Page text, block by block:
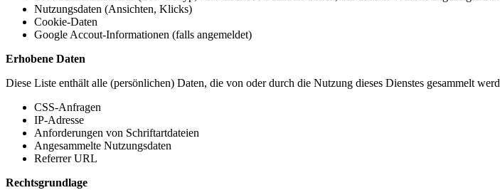
Nutzungsdaten (Ansichten, Klicks)
Cookie-Daten
Google Accout-Informationen (falls angemeldet)
Erhobene Daten
Diese Liste enthält alle (persönlichen) Daten, die von oder durch die Nutzung dieses Dienstes gesammelt
CSS-Anfragen
IP-Adresse
Anforderungen von Schriftartdateien
Angesammelte Nutzungsdaten
Referrer URL
Rechtsgrundlage